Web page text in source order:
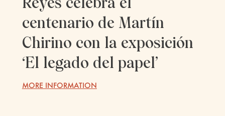
centenario de Martín
Chirino con la exposición
‘El legado del papel’
MORE INFORMATION